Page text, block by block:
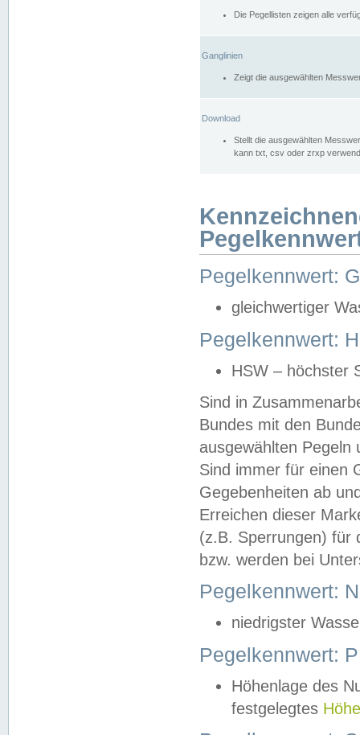
Die Pegellisten zeigen alle
Ganglinien
Zeigt die ausgewählten
Download
Stellt die ausgewählten
kann txt, csv oder zrxp
Pegelkennwert:
gleichwertiger
Pegelkennwert:
HSW – höchster
Sind in
Bundes mit den
ausgewählten
Sind immer für einen
Gegebenheiten ab
Erreichen dieser
(z.B. Sperrungen) für
bzw. werden bei
Pegelkennwert:
niedrigster
Pegelkennwert:
Höhenlage des
festgelegtes